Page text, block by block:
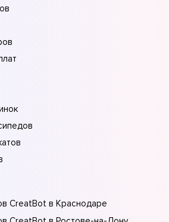
CreatBot в Краснодаре